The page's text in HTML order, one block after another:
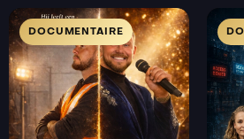
DOCUMENTAIRE